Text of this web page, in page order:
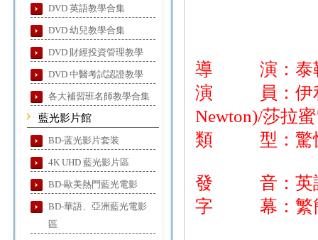
DVD 英語教學合集
DVD 幼兒教學合集
DVD 財經投資管理教學
DVD 中醫考試認證教學
各大補習班名師教學合集
藍光影片館
BD-蓝光影片套装
4K UHD 藍光影片區
BD-歐美熱門藍光電影
BD-華語、亞洲藍光電影
區
導 演：泰勒
演 員：伊利
Newton)/莎拉
類 型：驚
發 音：英
字 幕：繁簡